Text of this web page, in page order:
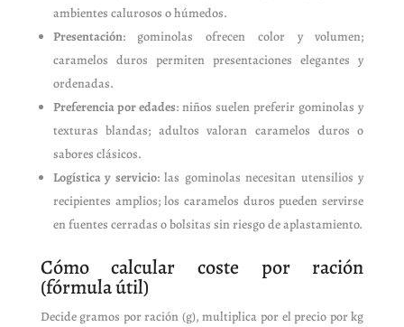
ambientes calurosos o húmedos.
Presentación: gominolas ofrecen color y volumen;
caramelos duros permiten presentaciones elegantes y
ordenadas.
Preferencia por edades: niños suelen preferir gominolas y
texturas blandas; adultos valoran caramelos duros o
sabores clásicos.
Logística y servicio: las gominolas necesitan utensilios y
recipientes amplios; los caramelos duros pueden servirse
en fuentes cerradas o bolsitas sin riesgo de aplastamiento.
Cómo calcular coste por ración
(fórmula útil)
Decide gramos por ración (g), multiplica por el precio por kg